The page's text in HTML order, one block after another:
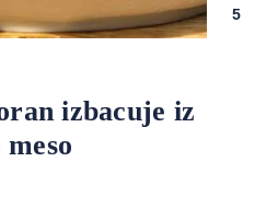
5
izbacuje iz